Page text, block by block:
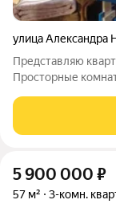
улица Александра
Представляю квaртиpу 79,7
Просторные
отдыха,
центральное,
5 900 000 ₽
57 м² 3-комн.